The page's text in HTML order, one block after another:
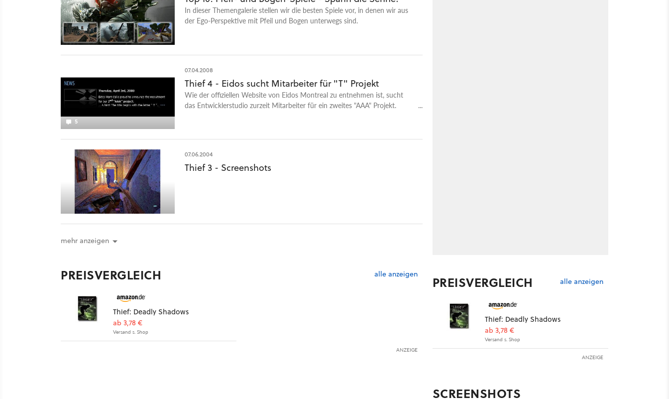
In dieser Themengalerie stellen wir die besten Spiele vor, in denen wir aus
der Ego-Perspektive mit Pfeil und Bogen unterwegs sind.
5
07.04.2008
Thief 4 - Eidos sucht Mitarbeiter für "T" Projekt
Wie der offiziellen Website von Eidos Montreal zu entnehmen ist, sucht
das Entwicklerstudio zurzeit Mitarbeiter für ein zweites "AAA" Projekt.
07.06.2004
Thief 3 - Screenshots
mehr anzeigen
PREISVERGLEICH alle anzeigen
Thief: Deadly Shadows
ab 3,78 €
Versand s. Shop
ANZEIGE
PREISVERGLEICH alle anzeigen
Thief: Deadly Shadows
ab 3,78 €
Versand s. Shop
ANZEIGE
SCREENSHOTS